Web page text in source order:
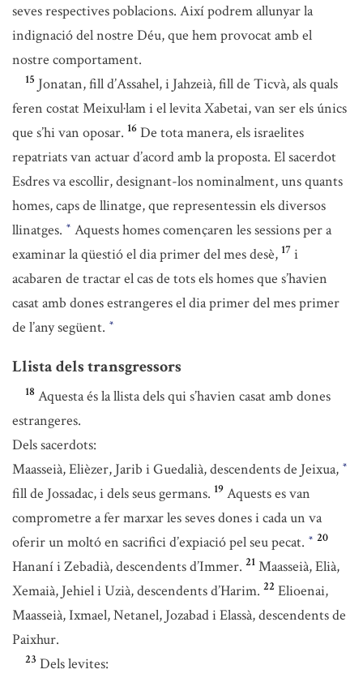
seves respectives poblacions. Així podrem allunyar la
indignació del nostre Déu, que hem provocat amb el
nostre comportament.
15 Jonatan, fill d’Assahel, i Jahzeià, fill de Ticvà, als quals
feren costat Meixul·lam i el levita Xabetai, van ser els únics
que s’hi van oposar. 16 De tota manera, els israelites
repatriats van actuar d’acord amb la proposta. El sacerdot
Esdres va escollir, designant-los nominalment, uns quants
homes, caps de llinatge, que representessin els diversos
llinatges. * Aquests homes començaren les sessions per a
examinar la qüestió el dia primer del mes desè, 17 i
acabaren de tractar el cas de tots els homes que s’havien
casat amb dones estrangeres el dia primer del mes primer
de l’any següent. *
Llista dels transgressors
18 Aquesta és la llista dels qui s’havien casat amb dones
estrangeres.
Dels sacerdots:
Maasseià, Elièzer, Jarib i Guedalià, descendents de Jeixua, *
fill de Jossadac, i dels seus germans. 19 Aquests es van
comprometre a fer marxar les seves dones i cada un va
oferir un moltó en sacrifici d’expiació pel seu pecat. * 20
Hananí i Zebadià, descendents d’Immer. 21 Maasseià, Elià,
Xemaià, Jehiel i Uzià, descendents d’Harim. 22 Elioenai,
Maasseià, Ixmael, Netanel, Jozabad i Elassà, descendents de
Paixhur.
23 Dels levites: